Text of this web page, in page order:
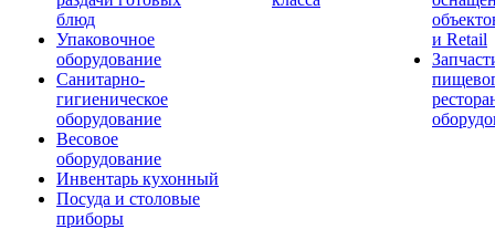
блюд
Упаковочное
оборудование
Санитарно-
гигиеническое
оборудование
Весовое
оборудование
Инвентарь кухонный
Посуда и столовые
приборы
и Retail